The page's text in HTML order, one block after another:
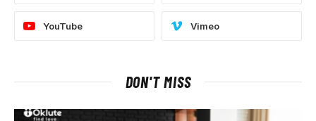
YouTube Vimeo
DON'T MISS